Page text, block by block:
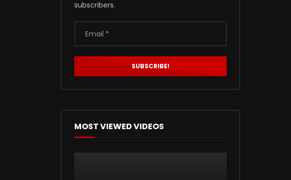
subscribers.
MOST VIEWED VIDEOS